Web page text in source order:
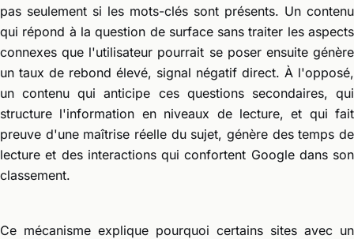
pas seulement si les mots-clés sont présents. Un contenu
qui répond à la question de surface sans traiter les aspects
connexes que l'utilisateur pourrait se poser ensuite génère
un taux de rebond élevé, signal négatif direct. À l'opposé,
un contenu qui anticipe ces questions secondaires, qui
structure l'information en niveaux de lecture, et qui fait
preuve d'une maîtrise réelle du sujet, génère des temps de
lecture et des interactions qui confortent Google dans son
classement.
Ce mécanisme explique pourquoi certains sites avec un